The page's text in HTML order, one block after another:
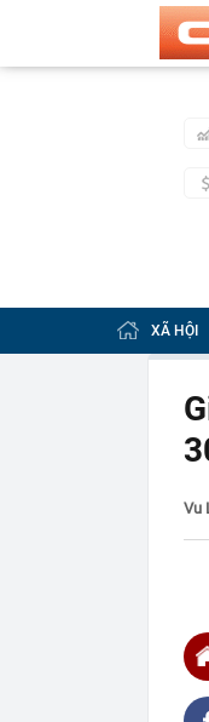
XÃ HỘI
Vu